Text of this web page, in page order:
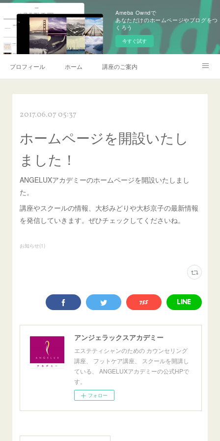
Ameba Owndで
あなただけのホームページやブログをつ
くろう
今すぐ試す
プロフィール ホーム 講座のご案内
オンラインショップ
2017.06.07 05:37
ホームページを開設いたし
ました！
ANGELUXアカデミーのホームページを開設いたしまし
た。
講座やスクールの情報、大杉みどりや大杉京子の最新情報
を発信していきます。ぜひチェックしてくださいね。
お知らせ(1)
アンジェラックスアカデミー
エステティシャンのための カウンセリング
講座、 フットケア講座、 スクールを開講し
ている、 ANGELUXアカデミーの公式HPで
す。
フォロー